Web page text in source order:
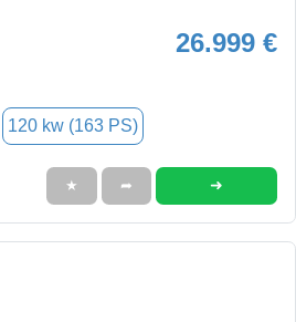
26.999 €
120 kw (163 PS)
★ ➦ ➜